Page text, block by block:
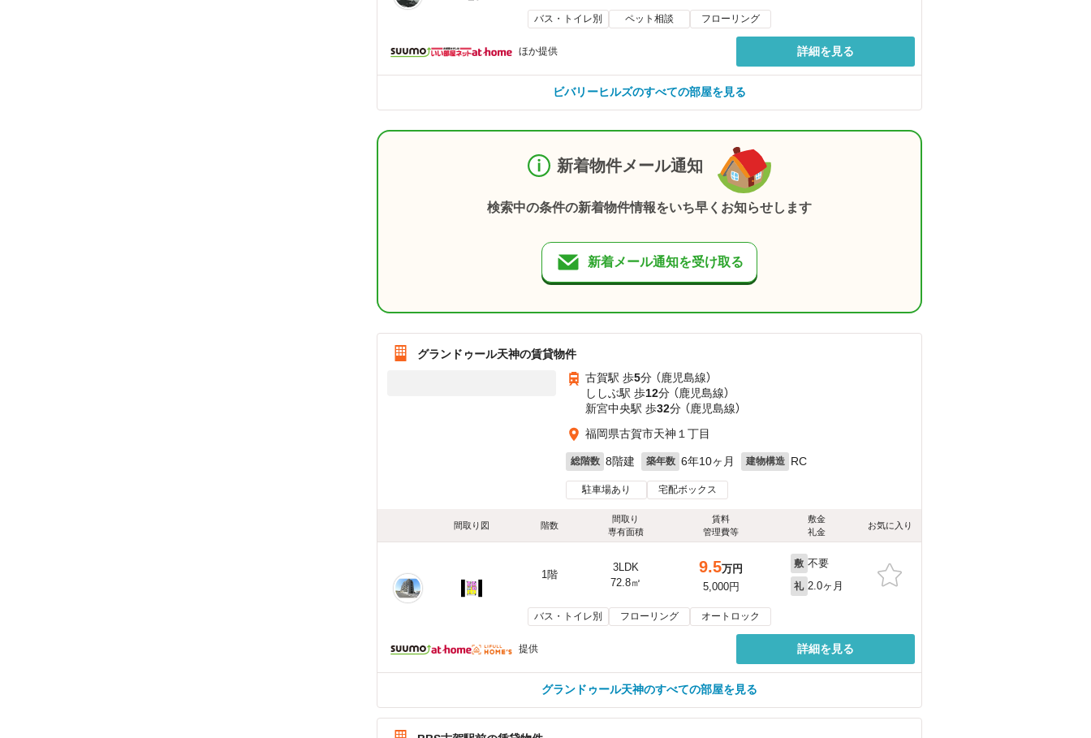
バス・トイレ別 ペット相談 フローリング
ほか提供 詳細を見る
ビバリーヒルズのすべての部屋を見る
新着物件メール通知
検索中の条件の新着物件情報をいち早くお知らせします
新着メール通知を受け取る
グランドゥール天神の賃貸物件
古賀駅 歩5分 （鹿児島線）
ししぶ駅 歩12分 （鹿児島線）
新宮中央駅 歩32分 （鹿児島線）
福岡県古賀市天神１丁目
総階数 8階建 築年数 6年10ヶ月 建物構造 RC
駐車場あり 宅配ボックス
間取り図 階数
間取り
専有面積
賃料
管理費等
敷金
礼金
お気に入り
1階
3LDK
72.8㎡
9.5万円
5,000円
敷 不要
礼 2.0ヶ月
バス・トイレ別 フローリング オートロック
提供 詳細を見る
グランドゥール天神のすべての部屋を見る